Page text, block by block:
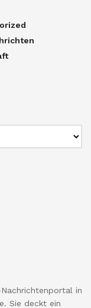
in
Sie deckt ein